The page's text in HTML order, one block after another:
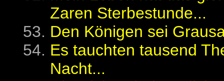
Zaren Sterbestunde...
Den Königen sei
Es tauchten tausend
Nacht...